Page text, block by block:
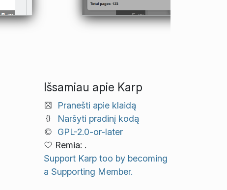
Išsamiau apie Karp
Pranešti apie klaidą
Naršyti pradinį kodą
GPL-2.0-or-later
Remia: .
Support Karp too by becoming
a Supporting Member.